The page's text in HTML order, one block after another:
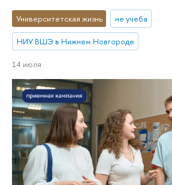
Университетская жизнь не учеба
НИУ ВШЭ в Нижнем Новгороде
14 июля